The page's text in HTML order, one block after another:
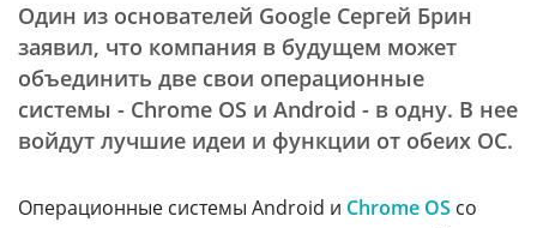
Один из основателей Google Сергей Брин
заявил, что компания в будущем может
объединить две свои операционные
системы - Chrome OS и Android - в одну. В нее
войдут лучшие идеи и функции от обеих ОС.
Операционные системы Android и Chrome OS со